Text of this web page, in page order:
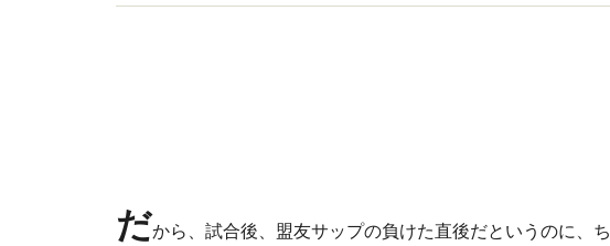
だから、試合後、盟友サップの負けた直後だというのに、